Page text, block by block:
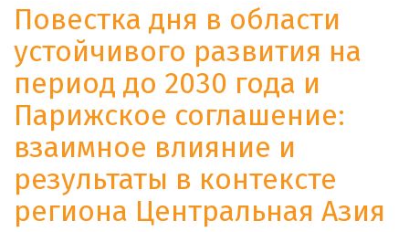
Повестка дня в области
устойчивого развития на
период до 2030 года и
Парижское соглашение:
взаимное влияние и
результаты в контексте
региона Центральная Азия